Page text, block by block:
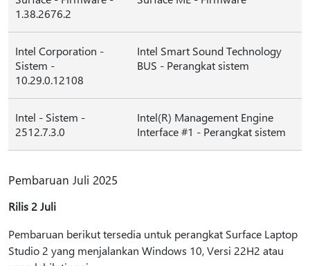
1.38.2676.2
Intel Corporation -
Sistem -
10.29.0.12108
Intel Smart Sound Technology
BUS - Perangkat sistem
Intel - Sistem -
2512.7.3.0
Intel(R) Management Engine
Interface #1 - Perangkat sistem
Pembaruan Juli 2025
Rilis 2 Juli
Pembaruan berikut tersedia untuk perangkat Surface Laptop
Studio 2 yang menjalankan Windows 10, Versi 22H2 atau